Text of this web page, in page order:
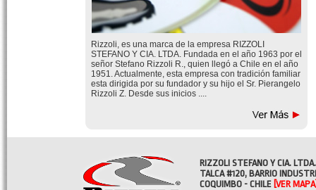
Rizzoli, es una marca de la empresa RIZZOLI
STEFANO Y CIA. LTDA. Fundada en el año 1963 por el
señor Stefano Rizzoli R., quien llegó a Chile en el año
1951. Actualmente, esta empresa con tradición familiar
esta dirigida por su fundador y su hijo el Sr. Pierangelo
Rizzoli Z. Desde sus inicios ....
RIZZOLI STEFANO Y CIA. LTDA.
TALCA #120, BARRIO
COQUIMBO - CHILE [VER